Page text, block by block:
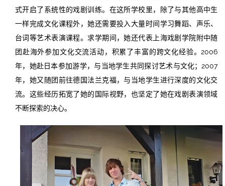
式开启了系统性的戏剧训练。在这所学校里，除了与其他高中生
一样完成文化课程外，她还需要投入大量时间学习舞蹈、声乐、
台词等艺术表演课程。求学期间，她还代表上海戏剧学院附中随
团赴海外参加文化交流活动，积累了丰富的跨文化经验。2006
年，她赴日本参加游学，与当地学生共同探讨艺术与文化；2007
年，她又随团前往德国法兰克福，与当地学生进行深度的文化交
流。这些经历拓宽了她的国际视野，也坚定了她在戏剧表演领域
不断探索的决心。